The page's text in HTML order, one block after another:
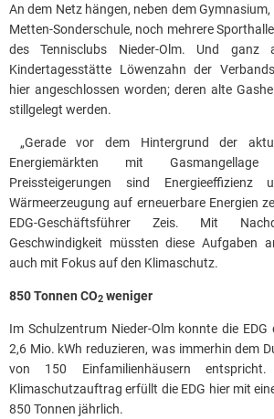
An dem Netz hängen, neben dem Gymnasium,
Metten-Sonderschule, noch mehrere
des Tennisclubs Nieder-Olm. Und
Kindertagesstätte Löwenzahn der
hier angeschlossen worden; deren alte
stillgelegt werden.
„Gerade vor dem Hintergrund der
Energiemärkten mit
Preissteigerungen sind Energieeffizienz
Wärmeerzeugung auf erneuerbare Energien
EDG-Geschäftsführer Zeis. Mit
Geschwindigkeit müssten diese Aufgaben
auch mit Fokus auf den Klimaschutz.
850 Tonnen CO2 weniger
Im Schulzentrum Nieder-Olm konnte die
2,6 Mio. kWh reduzieren, was immerhin dem
von 150 Einfamilienhäusern
Klimaschutzauftrag erfüllt die EDG hier mit
850 Tonnen jährlich.